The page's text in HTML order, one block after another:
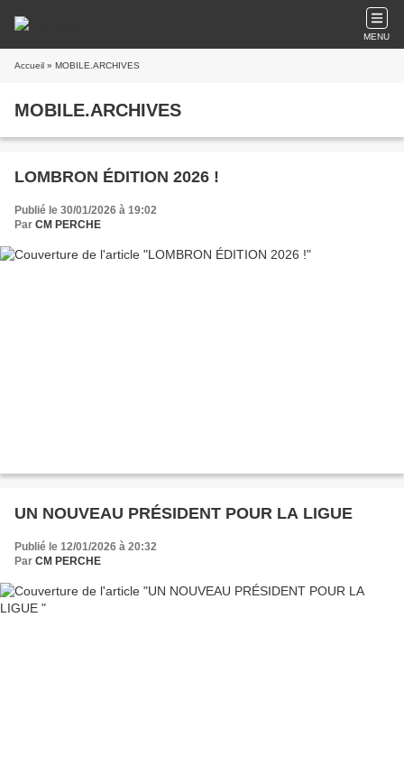
MENU
Accueil » MOBILE.ARCHIVES
MOBILE.ARCHIVES
LOMBRON ÉDITION 2026 !
Publié le 30/01/2026 à 19:02
Par CM PERCHE
UN NOUVEAU PRÉSIDENT POUR LA LIGUE
Publié le 12/01/2026 à 20:32
Par CM PERCHE